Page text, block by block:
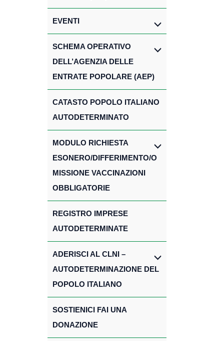
EVENTI
SCHEMA OPERATIVO
DELL’AGENZIA DELLE
ENTRATE POPOLARE (AEP)
CATASTO POPOLO ITALIANO
AUTODETERMINATO
MODULO RICHIESTA
ESONERO/DIFFERIMENTO/O
MISSIONE VACCINAZIONI
OBBLIGATORIE
REGISTRO IMPRESE
AUTODETERMINATE
ADERISCI AL CLNI –
AUTODETERMINAZIONE DEL
POPOLO ITALIANO
SOSTIENICI FAI UNA
DONAZIONE